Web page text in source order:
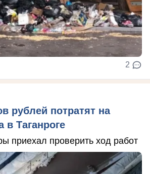
2
рублей потратят на
в Таганроге
приехал проверить ход работ